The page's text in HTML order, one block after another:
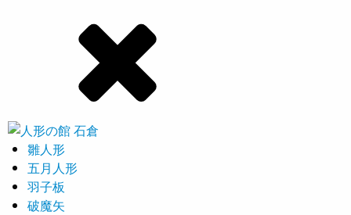
雛人形
五月人形
羽子板
破魔矢